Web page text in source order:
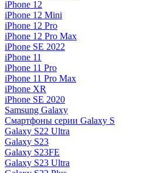
iPhone 12
iPhone 12 Mini
iPhone 12 Pro
iPhone 12 Pro Max
iPhone SE 2022
iPhone 11
iPhone 11 Pro
iPhone 11 Pro Max
iPhone XR
iPhone SE 2020
Samsung Galaxy
Смартфоны серии Galaxy S
Galaxy S22 Ultra
Galaxy S23
Galaxy S23FE
Galaxy S23 Ultra